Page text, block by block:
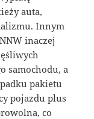
auta,
Innym
inaczej
samochodu, a
pakietu
pojazdu plus
co